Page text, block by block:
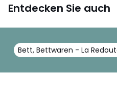
Entdecken Sie auch
Bett, Bettwaren - La